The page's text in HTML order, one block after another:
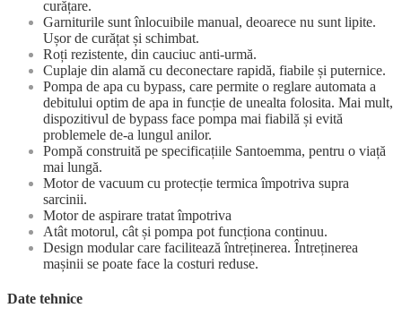
curățare.
Garniturile sunt înlocuibile manual, deoarece nu sunt lipite.
Ușor de curățat și schimbat.
Roți rezistente, din cauciuc anti-urmă.
Cuplaje din alamă cu deconectare rapidă, fiabile și puternice.
Pompa de apa cu bypass, care permite o reglare automata a
debitului optim de apa in funcție de unealta folosita. Mai mult,
dispozitivul de bypass face pompa mai fiabilă și evită
problemele de-a lungul anilor.
Pompă construită pe specificațiile Santoemma, pentru o viață
mai lungă.
Motor de vacuum cu protecție termica împotriva supra
sarcinii.
Motor de aspirare tratat împotriva
Atât motorul, cât și pompa pot funcționa continuu.
Design modular care facilitează întreținerea. Întreținerea
mașinii se poate face la costuri reduse.
Date tehnice